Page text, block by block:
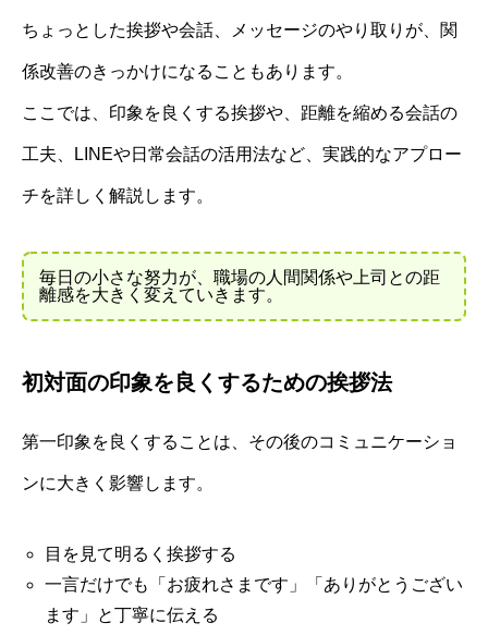
ちょっとした挨拶や会話、メッセージのやり取りが、関
係改善のきっかけになることもあります。
ここでは、印象を良くする挨拶や、距離を縮める会話の
工夫、LINEや日常会話の活用法など、実践的なアプロー
チを詳しく解説します。
毎日の小さな努力が、職場の人間関係や上司との距
離感を大きく変えていきます。
初対面の印象を良くするための挨拶法
第一印象を良くすることは、その後のコミュニケーショ
ンに大きく影響します。
目を見て明るく挨拶する
一言だけでも「お疲れさまです」「ありがとうござい
ます」と丁寧に伝える